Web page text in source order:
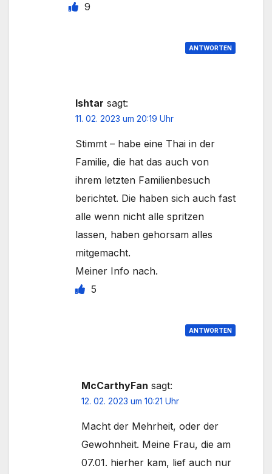
9
ANTWORTEN
Ishtar sagt:
11. 02. 2023 um 20:19 Uhr
Stimmt – habe eine Thai in der
Familie, die hat das auch von
ihrem letzten Familienbesuch
berichtet. Die haben sich auch fast
alle wenn nicht alle spritzen
lassen, haben gehorsam alles
mitgemacht.
Meiner Info nach.
5
ANTWORTEN
McCarthyFan sagt:
12. 02. 2023 um 10:21 Uhr
Macht der Mehrheit, oder der
Gewohnheit. Meine Frau, die am
07.01. hierher kam, lief auch nur